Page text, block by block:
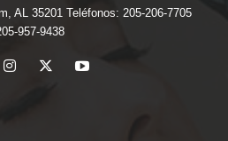
AL 35201 Teléfonos: 205-206-7705
957-9438